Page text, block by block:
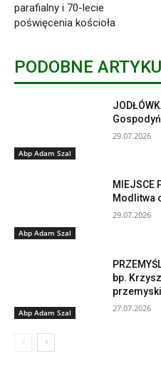
parafialny i 70-lecie
poświęcenia kościoła
PODOBNE
Abp Adam Szal
29.07.2026
Abp Adam Szal
MIEJSCE
Modlitwa
29.07.2026
Abp Adam Szal
bp.
27.07.2026